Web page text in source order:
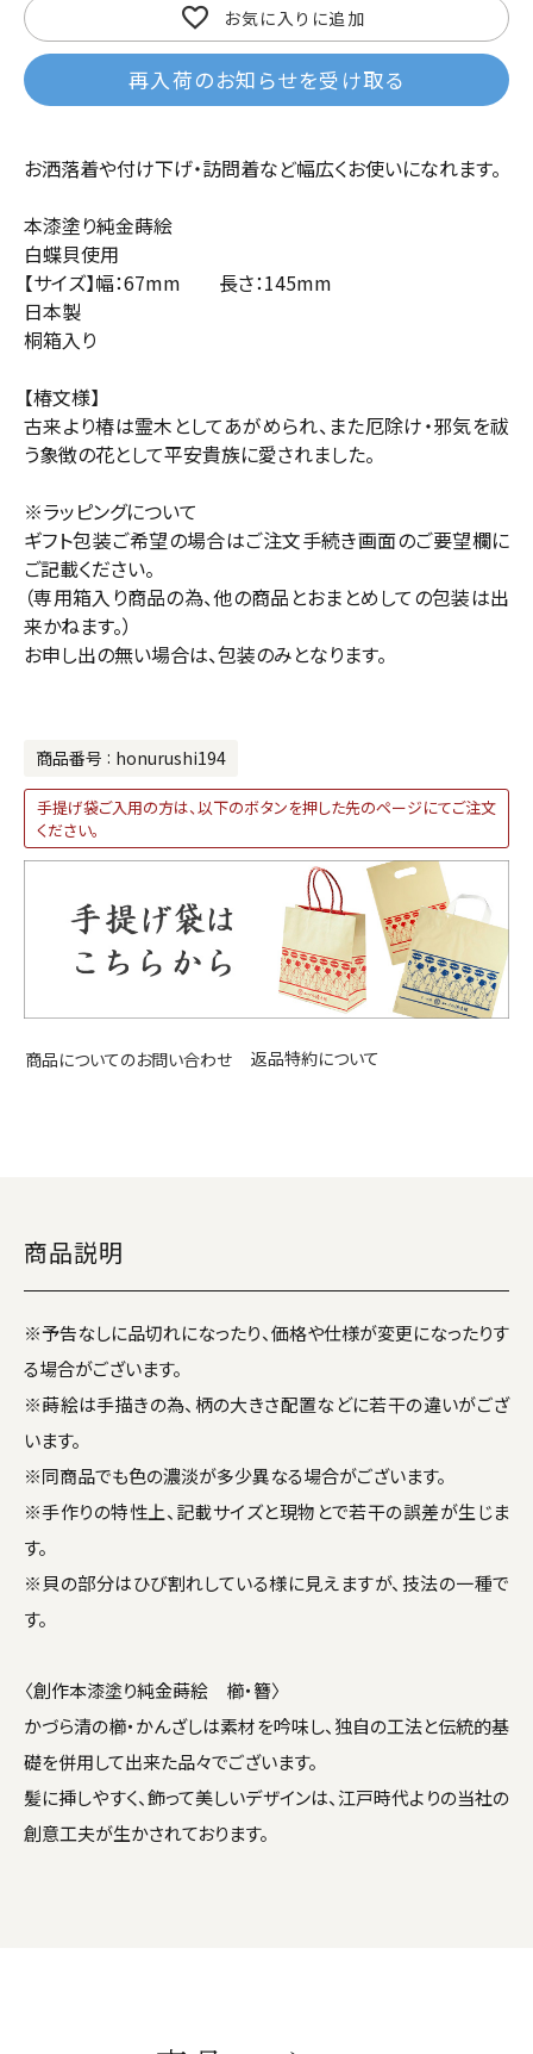
お気に入りに追加
再入荷のお知らせを受け取る
お洒落着や付け下げ・訪問着など幅広くお使いになれます。
本漆塗り純金蒔絵
白蝶貝使用
【サイズ】幅：67mm 長さ：145mm
日本製
桐箱入り
【椿文様】
古来より椿は霊木としてあがめられ、また厄除け・邪気を祓
う象徴の花として平安貴族に愛されました。
※ラッピングについて
ギフト包装ご希望の場合はご注文手続き画面のご要望欄に
ご記載ください。
（専用箱入り商品の為、他の商品とおまとめしての包装は出
来かねます。）
お申し出の無い場合は、包装のみとなります。
商品番号 honurushi194
手提げ袋ご入用の方は、以下のボタンを押した先のページにてご注文
ください。
商品についてのお問い合わせ 返品特約について
商品説明
※予告なしに品切れになったり、価格や仕様が変更になったりす
る場合がございます。
※蒔絵は手描きの為、柄の大きさ配置などに若干の違いがござ
います。
※同商品でも色の濃淡が多少異なる場合がございます。
※手作りの特性上、記載サイズと現物とで若干の誤差が生じま
す。
※貝の部分はひび割れしている様に見えますが、技法の一種で
す。
〈創作本漆塗り純金蒔絵 櫛・簪〉
かづら清の櫛・かんざしは素材を吟味し、独自の工法と伝統的基
礎を併用して出来た品々でございます。
髪に挿しやすく、飾って美しいデザインは、江戸時代よりの当社の
創意工夫が生かされております。